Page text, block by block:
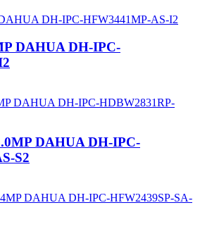
DAHUA DH-IPC-
DAHUA DH-IPC-
S2